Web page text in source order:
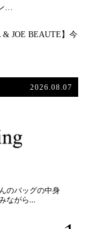
…
& JOE BEAUTE】今
2026.08.07
のバッグの中身
ながら…